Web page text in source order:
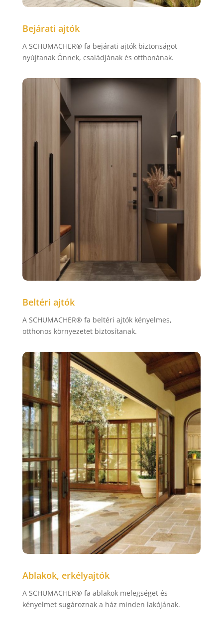
Bejárati ajtók
A SCHUMACHER® fa bejárati ajtók biztonságot
nyújtanak Önnek, családjának és otthonának.
Beltéri ajtók
A SCHUMACHER® fa beltéri ajtók kényelmes,
otthonos környezetet biztosítanak.
Ablakok, erkélyajtók
A SCHUMACHER® fa ablakok melegséget és
kényelmet sugároznak a ház minden lakójának.